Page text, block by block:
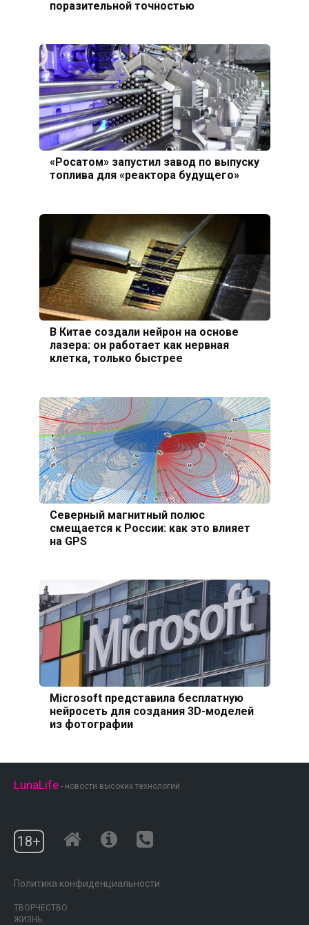
поразительной точностью
«Росатом» запустил завод по выпуску
топлива для «реактора будущего»
В Китае создали нейрон на основе
лазера: он работает как нервная
клетка, только быстрее
Северный магнитный полюс
смещается к России: как это влияет
на GPS
Microsoft представила бесплатную
нейросеть для создания 3D-моделей
из фотографии
LunaLife - новости высоких технологий
18+
Политика конфиденциальности
ТВОРЧЕСТВО
ЖИЗНЬ